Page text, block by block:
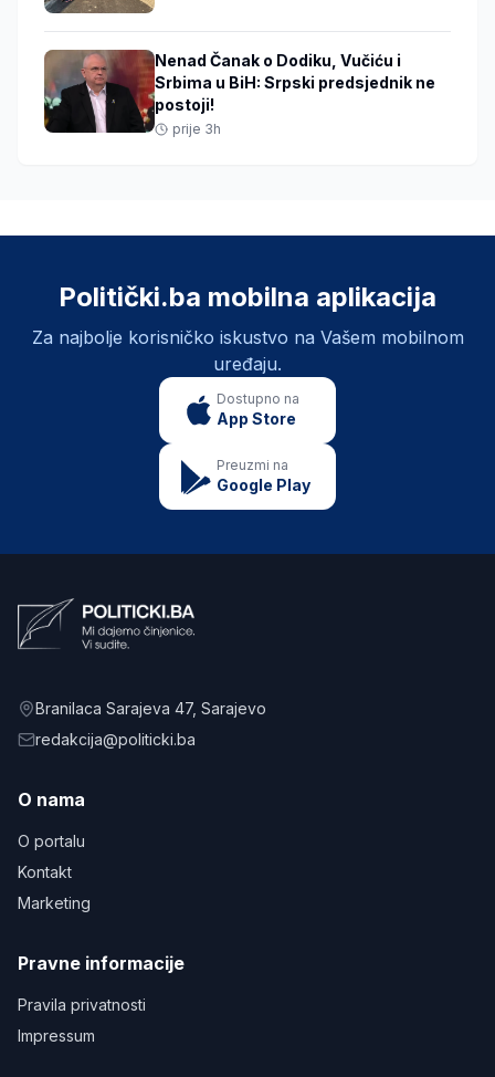
Nenad Čanak o Dodiku, Vučiću i
Srbima u BiH: Srpski predsjednik ne
postoji!
prije 3h
Politički.ba mobilna aplikacija
Za najbolje korisničko iskustvo na Vašem mobilnom
uređaju.
Dostupno na
App Store
Preuzmi na
Google Play
Branilaca Sarajeva 47, Sarajevo
redakcija@politicki.ba
O nama
O portalu
Kontakt
Marketing
Pravne informacije
Pravila privatnosti
Impressum